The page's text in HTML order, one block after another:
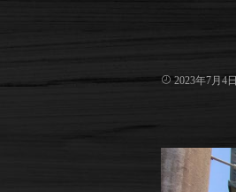
2023年7月4日